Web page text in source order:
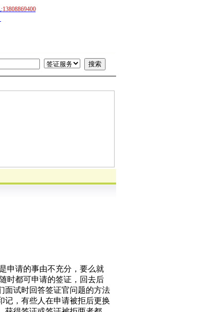
13808869400
申请的事由不充分，要么就
时都可申请的签证，回去后
面试时回答签证官问题的方法
记，有些人在申请被拒后更换